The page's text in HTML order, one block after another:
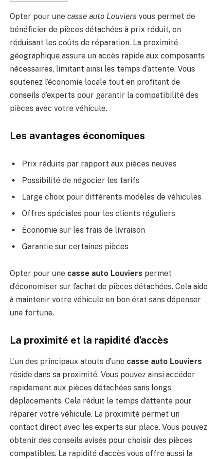
Opter pour une casse auto Louviers vous permet de
bénéficier de pièces détachées à prix réduit, en
réduisant les coûts de réparation. La proximité
géographique assure un accès rapide aux composants
nécessaires, limitant ainsi les temps d’attente. Vous
soutenez l’économie locale tout en profitant de
conseils d’experts pour garantir la compatibilité des
pièces avec votre véhicule.
Les avantages économiques
Prix réduits par rapport aux pièces neuves
Possibilité de négocier les tarifs
Large choix pour différents modèles de véhicules
Offres spéciales pour les clients réguliers
Économie sur les frais de livraison
Garantie sur certaines pièces
Opter pour une casse auto Louviers permet
d’économiser sur l’achat de pièces détachées. Cela aide
à maintenir votre véhicule en bon état sans dépenser
une fortune.
La proximité et la rapidité d’accès
L’un des principaux atouts d’une casse auto Louviers
réside dans sa proximité. Vous pouvez ainsi accéder
rapidement aux pièces détachées sans longs
déplacements. Cela réduit le temps d’attente pour
réparer votre véhicule. La proximité permet un
contact direct avec les experts sur place. Vous pouvez
obtenir des conseils avisés pour choisir des pièces
compatibles. La rapidité d’accès vous offre aussi la